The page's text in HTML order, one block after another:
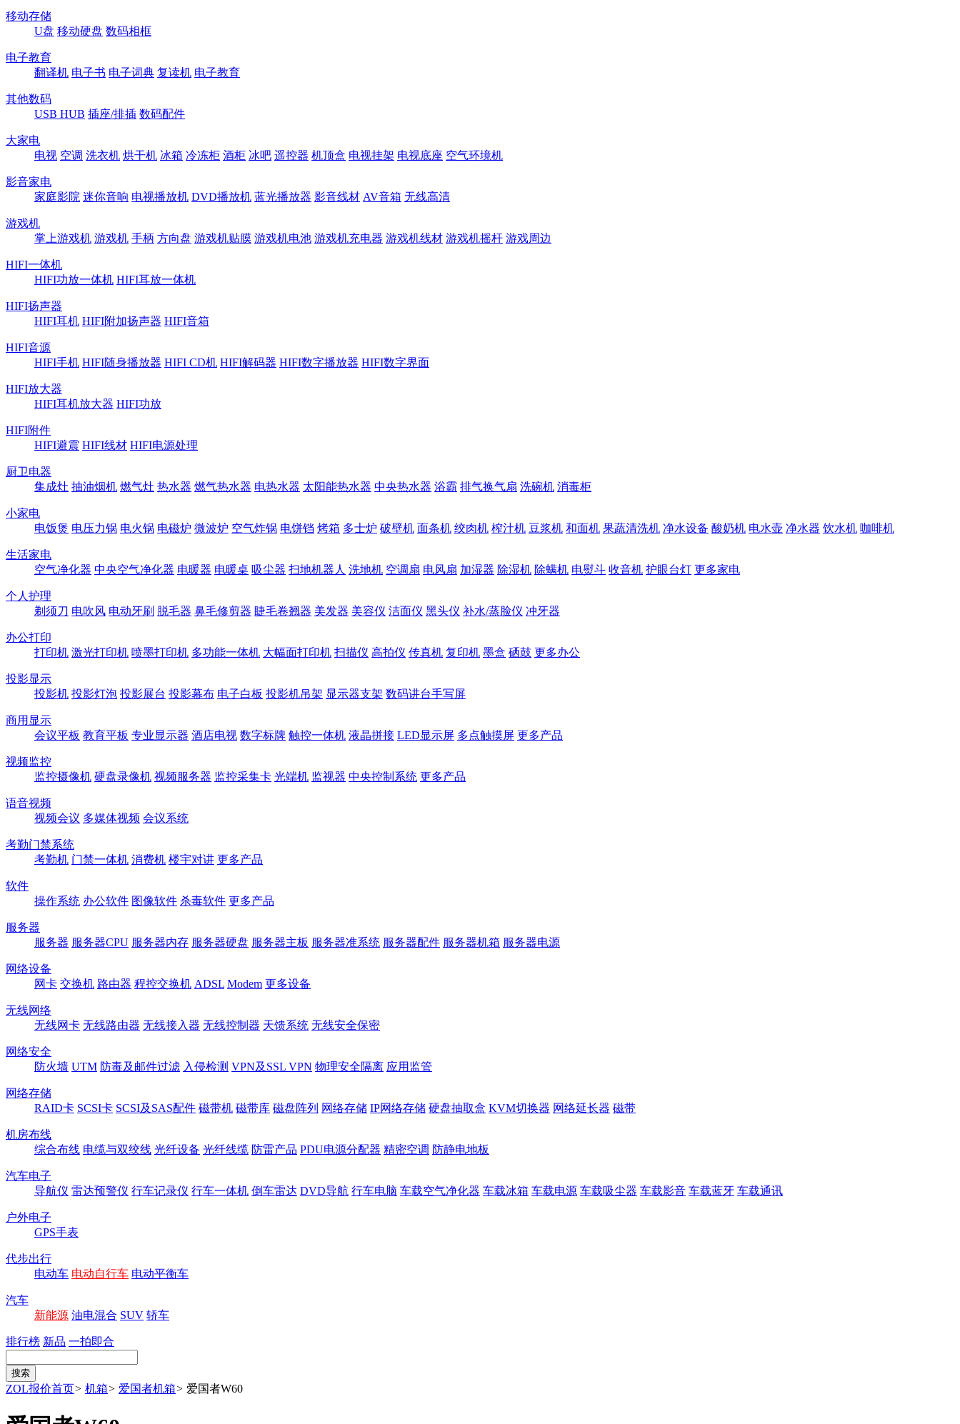
移动存储
U盘 移动硬盘 数码相框
电子教育
翻译机 电子书 电子词典 复读机 电子教育
其他数码
USB HUB 插座/排插 数码配件
大家电
电视 空调 洗衣机 烘干机 冰箱 冷冻柜 酒柜 冰吧 遥控器 机顶盒 电视挂架 电视底座 空气环境机
影音家电
家庭影院 迷你音响 电视播放机 DVD播放机 蓝光播放器 影音线材 AV音箱 无线高清
游戏机
掌上游戏机 游戏机 手柄 方向盘 游戏机贴膜 游戏机电池 游戏机充电器 游戏机线材 游戏机摇杆 游戏周边
HIFI一体机
HIFI功放一体机 HIFI耳放一体机
HIFI扬声器
HIFI耳机 HIFI附加扬声器 HIFI音箱
HIFI音源
HIFI手机 HIFI随身播放器 HIFI CD机 HIFI解码器 HIFI数字播放器 HIFI数字界面
HIFI放大器
HIFI耳机放大器 HIFI功放
HIFI附件
HIFI避震 HIFI线材 HIFI电源处理
厨卫电器
集成灶 抽油烟机 燃气灶 热水器 燃气热水器 电热水器 太阳能热水器 中央热水器 浴霸 排气换气扇 洗碗机 消毒柜
小家电
电饭煲 电压力锅 电火锅 电磁炉 微波炉 空气炸锅 电饼铛 烤箱 多士炉 破壁机 面条机 绞肉机 榨汁机 豆浆机 和面机 果蔬清洗机 净水设备 酸奶机 电水壶 净水器 饮水机 咖啡机
生活家电
空气净化器 中央空气净化器 电暖器 电暖桌 吸尘器 扫地机器人 洗地机 空调扇 电风扇 加湿器 除湿机 除螨机 电熨斗 收音机 护眼台灯 更多家电
个人护理
剃须刀 电吹风 电动牙刷 脱毛器 鼻毛修剪器 睫毛卷翘器 美发器 美容仪 洁面仪 黑头仪 补水/蒸脸仪 冲牙器
办公打印
打印机 激光打印机 喷墨打印机 多功能一体机 大幅面打印机 扫描仪 高拍仪 传真机 复印机 墨盒 硒鼓 更多办公
投影显示
投影机 投影灯泡 投影展台 投影幕布 电子白板 投影机吊架 显示器支架 数码讲台手写屏
商用显示
会议平板 教育平板 专业显示器 酒店电视 数字标牌 触控一体机 液晶拼接 LED显示屏 多点触摸屏 更多产品
视频监控
监控摄像机 硬盘录像机 视频服务器 监控采集卡 光端机 监视器 中央控制系统 更多产品
语音视频
视频会议 多媒体视频 会议系统
考勤门禁系统
考勤机 门禁一体机 消费机 楼宇对讲 更多产品
软件
操作系统 办公软件 图像软件 杀毒软件 更多产品
服务器
服务器 服务器CPU 服务器内存 服务器硬盘 服务器主板 服务器准系统 服务器配件 服务器机箱 服务器电源
网络设备
网卡 交换机 路由器 程控交换机 ADSL Modem 更多设备
无线网络
无线网卡 无线路由器 无线接入器 无线控制器 天馈系统 无线安全保密
网络安全
防火墙 UTM 防毒及邮件过滤 入侵检测 VPN及SSL VPN 物理安全隔离 应用监管
网络存储
RAID卡 SCSI卡 SCSI及SAS配件 磁带机 磁带库 磁盘阵列 网络存储 IP网络存储 硬盘抽取盒 KVM切换器 网络延长器 磁带
机房布线
综合布线 电缆与双绞线 光纤设备 光纤线缆 防雷产品 PDU电源分配器 精密空调 防静电地板
汽车电子
导航仪 雷达预警仪 行车记录仪 行车一体机 倒车雷达 DVD导航 行车电脑 车载空气净化器 车载冰箱 车载电源 车载吸尘器 车载影音 车载蓝牙 车载通讯
户外电子
GPS手表
代步出行
电动车 电动自行车 电动平衡车
汽车
新能源 油电混合 SUV 轿车
排行榜 新品 一拍即合
ZOL报价首页> 机箱> 爱国者机箱> 爱国者W60